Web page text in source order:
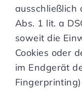
ausschließlich
Abs. 1 lit. a
soweit die
Cookies oder
im Endgerät